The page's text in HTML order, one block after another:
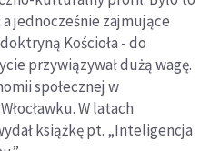
jednocześnie zajmujące
Kościoła - do
przywiązywał dużą wagę.
społecznej w
W latach
książkę pt. „Inteligencja